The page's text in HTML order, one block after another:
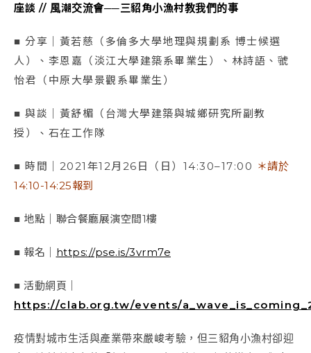
座談 // 風潮交流會──三貂角小漁村教我們的事
■ 分享｜黃若慈（多倫多大學地理與規劃系 博士候選
人）、李恩嘉（淡江大學建築系畢業生）、林詩語、虢
怡君（中原大學景觀系畢業生）
■ 與談｜黃舒楣（台灣大學建築與城鄉研究所副教
授）、石在工作隊
■ 時間｜2021年12月26日（日）14:30–17:00 ＊請於
14:10-14:25報到
■ 地點｜聯合餐廳展演空間1樓
■ 報名｜ https://pse.is/3vrm7e
■ 活動網頁｜
https://clab.org.tw/events/
疫情對城市生活與產業帶來嚴峻考驗，但三貂角小漁村卻迎